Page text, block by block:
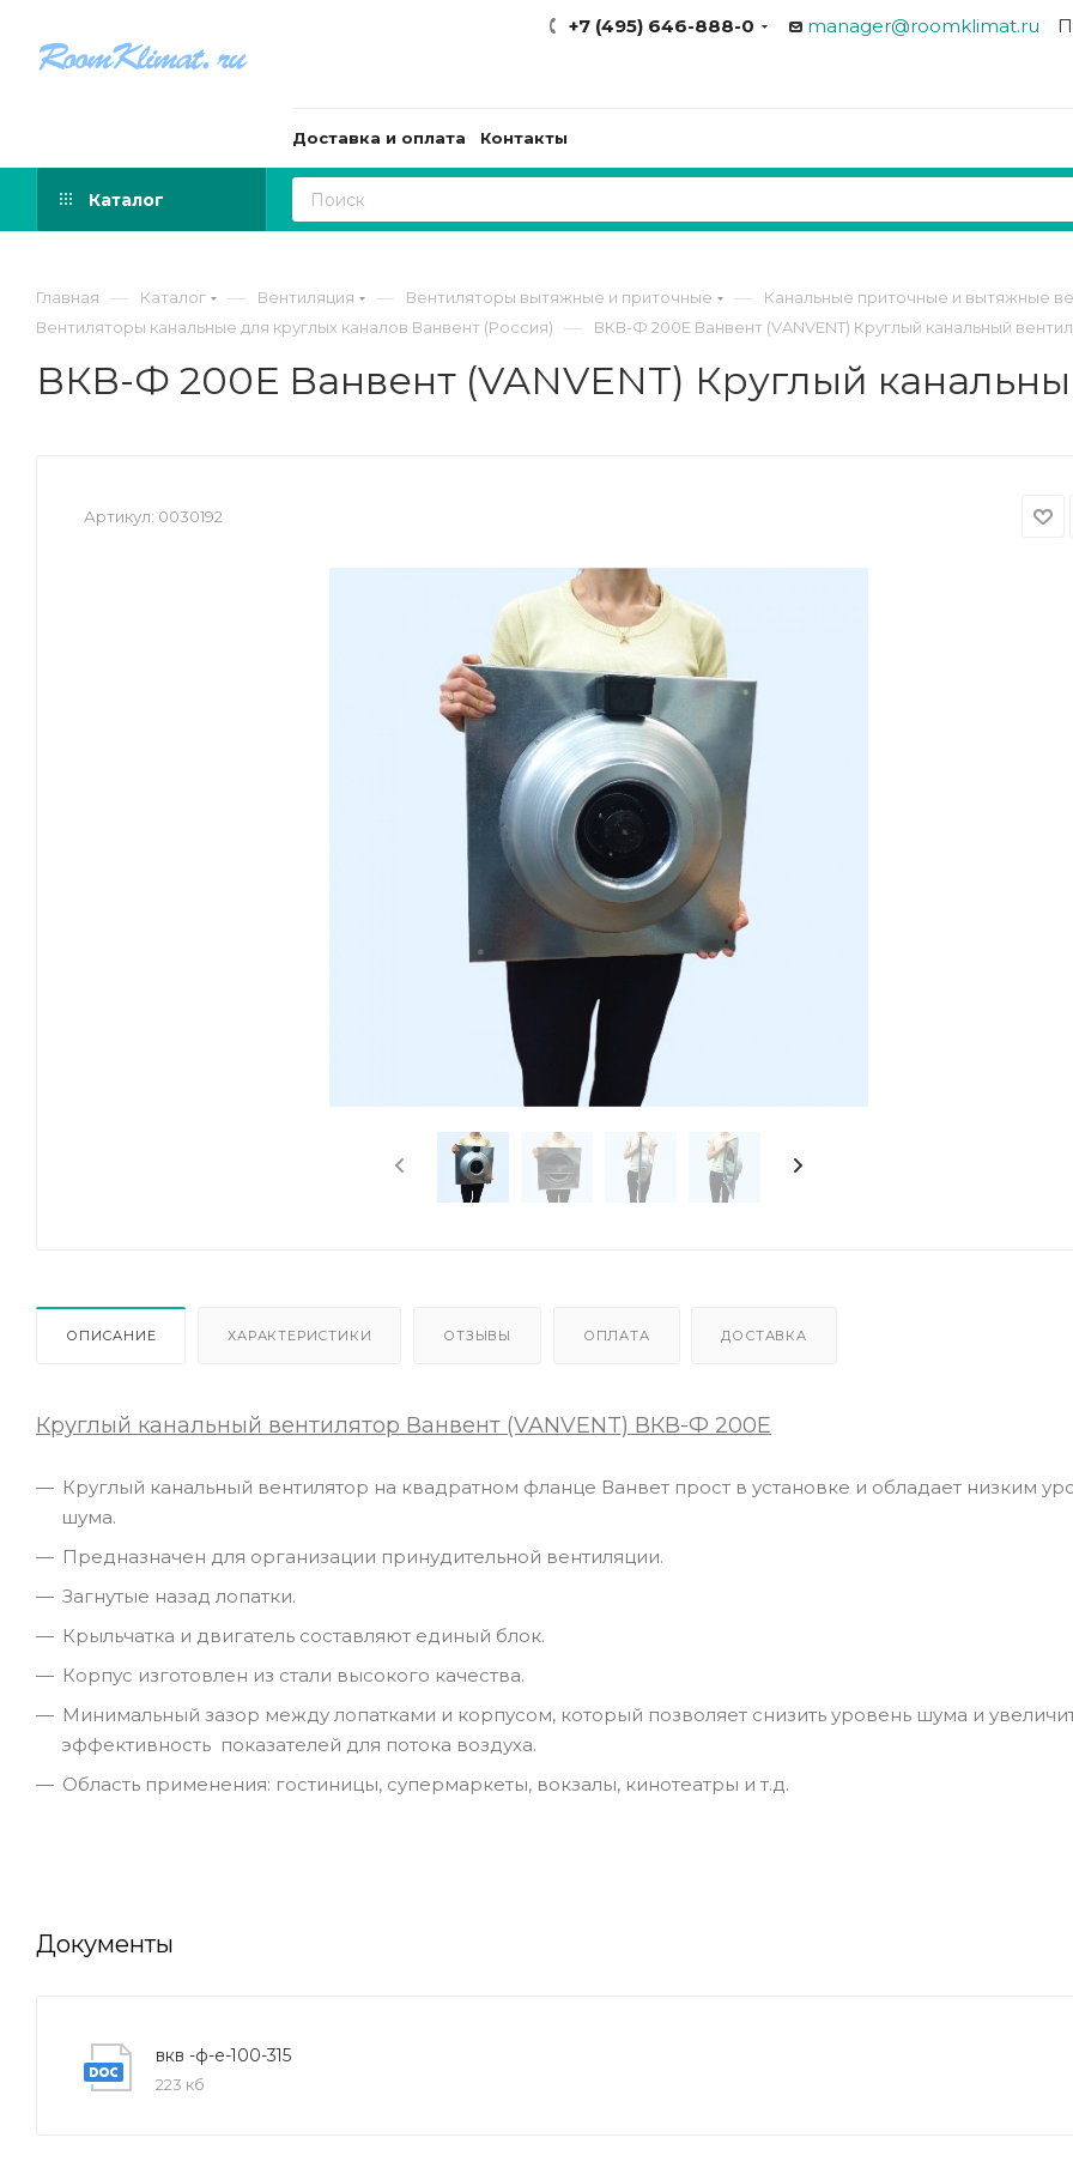
+7 (495) 646-888-0 manager@roomklimat.ru
Доставка и оплата Контакты
Каталог
Главная — Каталог — Вентиляция — Вентиляторы вытяжные и приточные —
Канальные приточные и вытяжные
Вентиляторы канальные для круглых каналов Ванвент (Россия)
— ВКВ-Ф 200Е Ванвент (VANVENT) Круглый канальный
ВКВ-Ф 200Е Ванвент (VANVENT) Круглый
Артикул: 0030192
ОПИСАНИЕ ХАРАКТЕРИСТИКИ ОТЗЫВЫ ОПЛАТА ДОСТАВКА
Круглый канальный вентилятор Ванвент (VANVENT) ВКВ-Ф 200Е
Круглый канальный вентилятор на квадратном фланце Ванвет прост в установке и обладает низким
шума.
Предназначен для организации принудительной вентиляции.
Загнутые назад лопатки.
Крыльчатка и двигатель составляют единый блок.
Корпус изготовлен из стали высокого качества.
Минимальный зазор между лопатками и корпусом, который позволяет снизить уровень шума и
эффективность показателей для потока воздуха.
Область применения: гостиницы, супермаркеты, вокзалы, кинотеатры и т.д.
Документы
вкв -ф-е-100-315
223 кб